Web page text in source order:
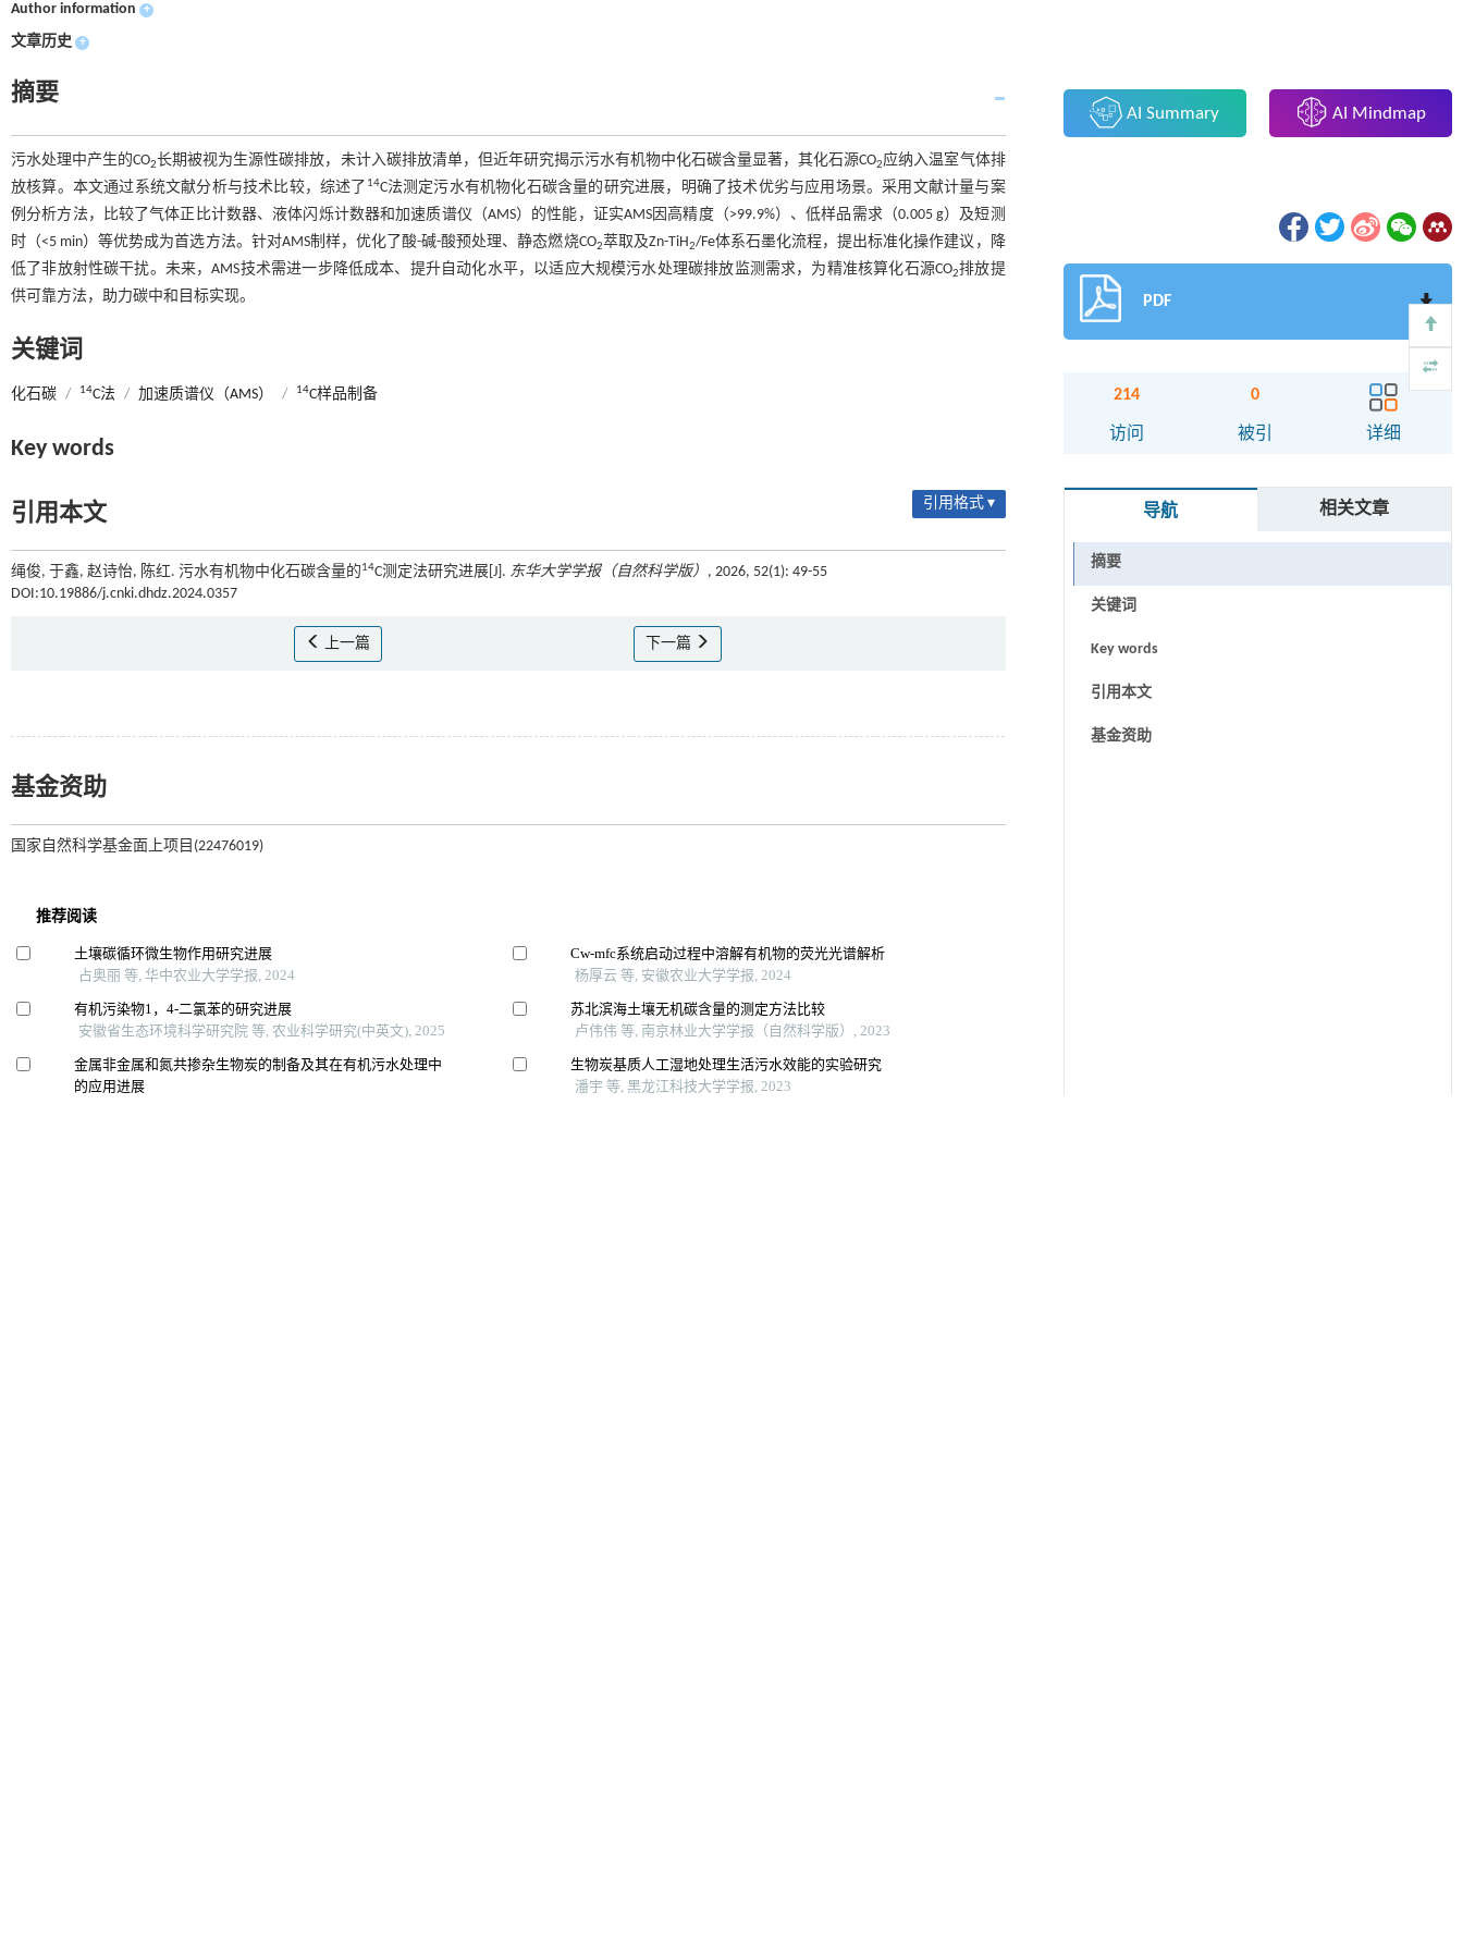
Author information +
文章历史 +
摘要
污水处理中产生的CO2长期被视为生源性碳排放，未计入碳排放清单，但近年研究揭示污水有机物中化石碳含量显著，其化石源CO2应纳入温室气体排
放核算。本文通过系统文献分析与技术比较，综述了 14C法测定污水有机物化石碳含量的研究进展，明确了技术优劣与应用场景。采用文献计量与案
例分析方法，比较了气体正比计数器、液体闪烁计数器和加速质谱仪（AMS）的性能，证实AMS因高精度（>99.9%）、低样品需求（0.005 g）及短测
时（<5 min）等优势成为首选方法。针对AMS制样，优化了酸-碱-酸预处理、静态燃烧CO2萃取及Zn-TiH2/Fe体系石墨化流程，提出标准化操作建议，降
低了非放射性碳干扰。未来，AMS技术需进一步降低成本、提升自动化水平，以适应大规模污水处理碳排放监测需求，为精准核算化石源CO2排放提
供可靠方法，助力碳中和目标实现。
关键词
化石碳 / 14C法 / 加速质谱仪（AMS） / 14C样品制备
Key words
引用本文 引用格式 ▾
绳俊, 于鑫, 赵诗怡, 陈红. 污水有机物中化石碳含量的14C测定法研究进展[J]. 东华大学学报（自然科学版） , 2026, 52(1): 49-55
DOI:10.19886/j.cnki.dhdz.2024.0357
上一篇 下一篇
基金资助
国家自然科学基金面上项目(22476019)
AI Summary AI Mindmap
PDF
214
访问
0
被引 详细
导航 相关文章
摘要
关键词
Key words
引用本文
基金资助